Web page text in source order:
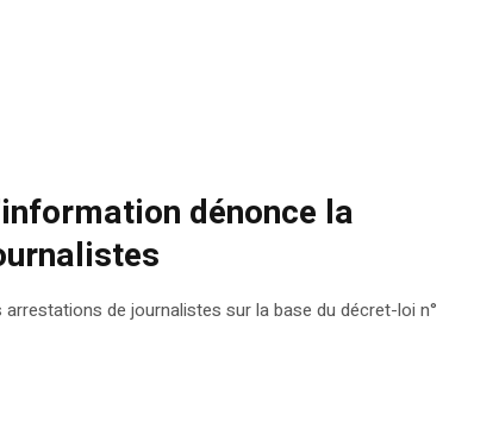
dénonce la
de journalistes sur la base du décret-loi n°